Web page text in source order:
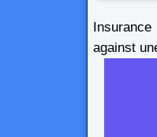
against